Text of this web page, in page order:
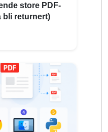
store PDF-
bli returnert)